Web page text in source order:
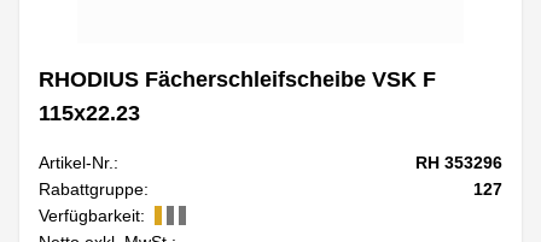
RHODIUS Fächerschleifscheibe VSK F
115x22.23
Artikel-Nr.:
RH 353296
Rabattgruppe:
127
Verfügbarkeit: